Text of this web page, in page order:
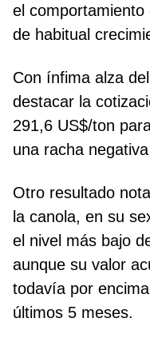
el comportamiento
de habitual
Con ínfima alza
destacar la
291,6 US$/ton
una racha
Otro resultado
la canola, en su
el nivel más bajo
aunque su valor
todavía por
últimos 5 meses.